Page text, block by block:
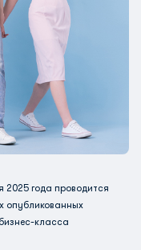
года проводится
опубликованных
класса